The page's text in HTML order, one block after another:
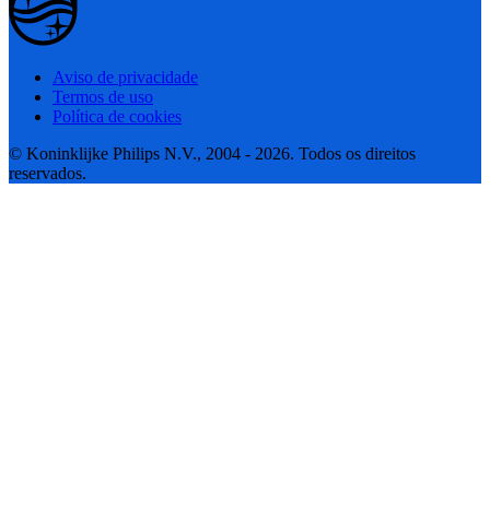
Aviso de privacidade
Termos de uso
Política de cookies
© Koninklijke Philips N.V., 2004 - 2026. Todos os direitos
reservados.